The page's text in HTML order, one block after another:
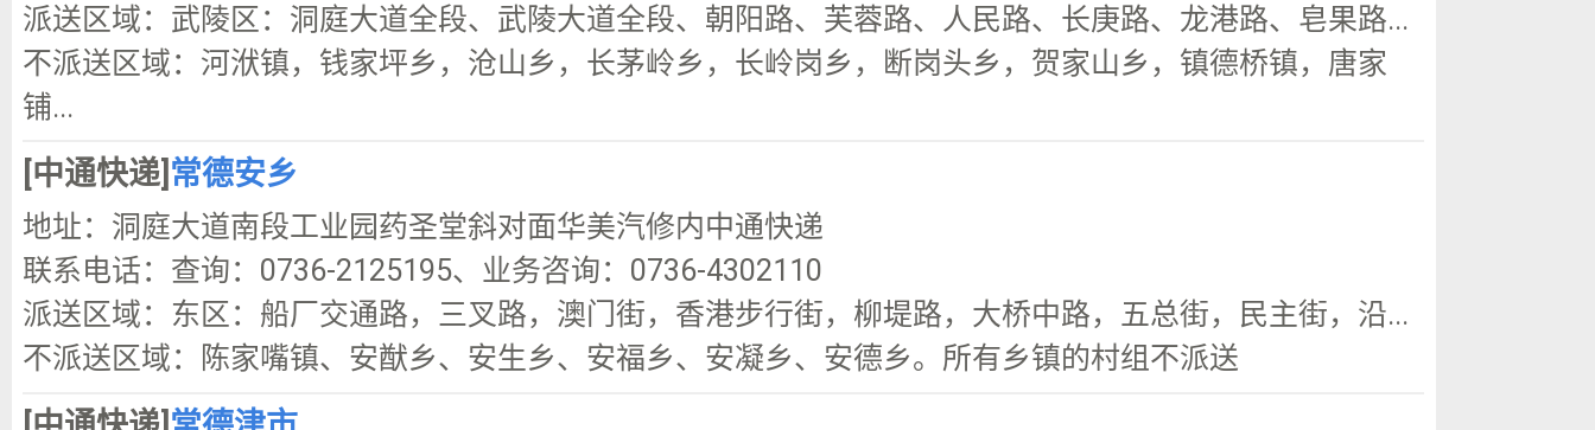
派送区域：武陵区：洞庭大道全段、武陵大道全段、朝阳路、芙蓉路、人民路、长庚路、龙港路、皂果路...
不派送区域：河洑镇，钱家坪乡，沧山乡，长茅岭乡，长岭岗乡，断岗头乡，贺家山乡，镇德桥镇，唐家
铺...
[中通快递] 常德安乡
地址：洞庭大道南段工业园药圣堂斜对面华美汽修内中通快递
联系电话：查询：0736-2125195、业务咨询：0736-4302110
派送区域：东区：船厂交通路，三叉路，澳门街，香港步行街，柳堤路，大桥中路，五总街，民主街，沿...
不派送区域：陈家嘴镇、安猷乡、安生乡、安福乡、安凝乡、安德乡。所有乡镇的村组不派送